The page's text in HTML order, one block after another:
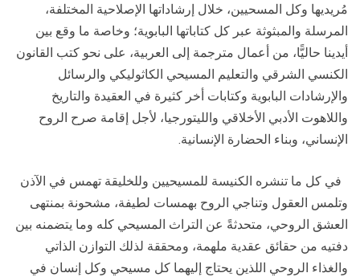
مُريديها وكل المسحيين، خلال إرشاداتها الإصلاحية المختلفة،
المرسلة والمبثوثة عبر كل كتاباتها البابوية؛ وخاصة ما وقع بين
أيدينا حاليًّا، من أعمال مترجمة إلى العربية، على نحو كتب القانون
الكنسي الشرقي والتعليم المسيحي الكاثوليكي والرسائل
والإرشادات البابوية وكتابات أخر كثيرة في العقيدة والتاريخ
واللاهوت الأدبي الأخلاقي والليتورجيا، لأجل إقامة صرح الروح
الإنساني، وبناء الحضارة الإنسانية.
في كل ما تنشره الكنيسة للمسيحيين وللخليقة تهمس في الآذن
وتلمس العقول وتناجي الروح بهمسات لطيفة، مشحونة بمنتهى
العشق الروحي، متحدثةً عن التراث المسيحي كله وما يتضمنه بين
دفتيه من حقائق عقدية ملهمة، ومحققة لذلك التوازن الذاتي
والغذاء الروحي اللذين يحتاج إليهما كل مسيحي وكل إنسان في